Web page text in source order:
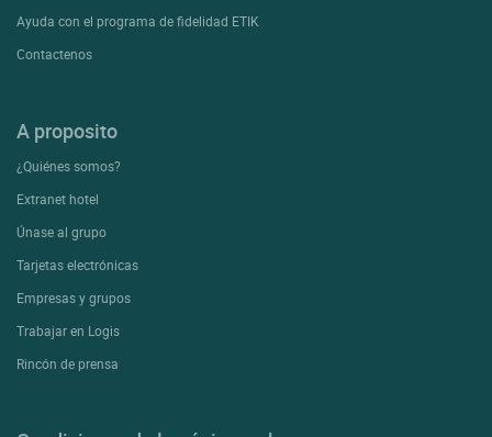
Ayuda con el programa de fidelidad ETIK
Contactenos
A proposito
¿Quiénes somos?
Extranet hotel
Únase al grupo
Tarjetas electrónicas
Empresas y grupos
Trabajar en Logis
Rincón de prensa